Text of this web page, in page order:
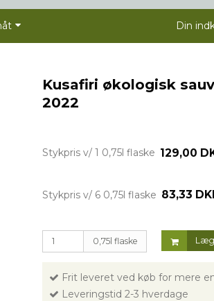
Din
Kusafiri økologisk
2022
Stykpris v/ 1 0,75l flaske 129,00
Stykpris v/ 6 0,75l flaske 83,33
0,75l flaske
Frit leveret ved køb for mere
Leveringstid 2-3 hverdage